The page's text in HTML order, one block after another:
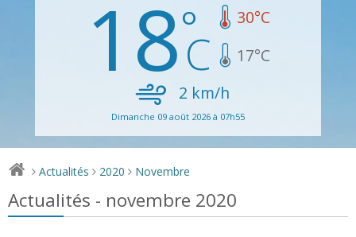
18 30°C
17°C
2 km/h
Dimanche 09 août 2026 à 07h55
> Actualités > 2020 > Novembre
Actualités - novembre 2020